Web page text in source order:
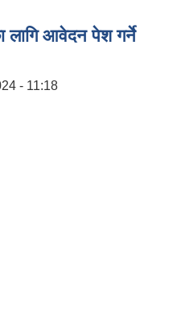
लागि आवेदन पेश गर्ने
- 11:18